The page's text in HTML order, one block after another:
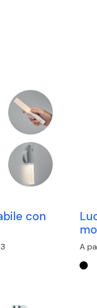
con
A